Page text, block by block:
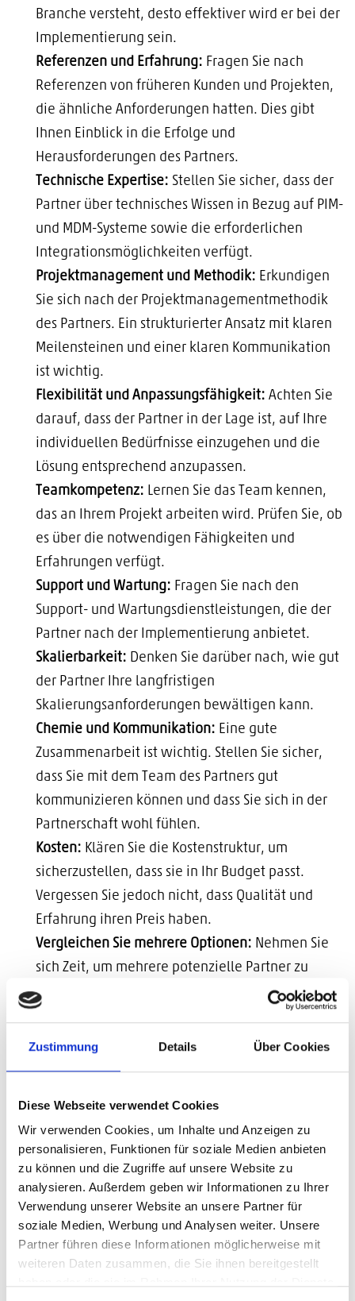
Zustimmung Details Über Cookies
Diese Webseite verwendet Cookies
Wir verwenden Cookies, um Inhalte und Anzeigen zu
personalisieren, Funktionen für soziale Medien anbieten
zu können und die Zugriffe auf unsere Website zu
analysieren. Außerdem geben wir Informationen zu Ihrer
Verwendung unserer Website an unsere Partner für
soziale Medien, Werbung und Analysen weiter. Unsere
Partner führen diese Informationen möglicherweise mit
weiteren Daten zusammen, die Sie ihnen bereitgestellt
Branche versteht, desto effektiver wird er bei der
Implementierung sein.
Referenzen und Erfahrung: Fragen Sie nach
Referenzen von früheren Kunden und Projekten,
die ähnliche Anforderungen hatten. Dies gibt
Ihnen Einblick in die Erfolge und
Herausforderungen des Partners.
Technische Expertise: Stellen Sie sicher, dass der
Partner über technisches Wissen in Bezug auf PIM-
und MDM-Systeme sowie die erforderlichen
Integrationsmöglichkeiten verfügt.
Projektmanagement und Methodik: Erkundigen
Sie sich nach der Projektmanagementmethodik
des Partners. Ein strukturierter Ansatz mit klaren
Meilensteinen und einer klaren Kommunikation
ist wichtig.
Flexibilität und Anpassungsfähigkeit: Achten Sie
darauf, dass der Partner in der Lage ist, auf Ihre
individuellen Bedürfnisse einzugehen und die
Lösung entsprechend anzupassen.
Teamkompetenz: Lernen Sie das Team kennen,
das an Ihrem Projekt arbeiten wird. Prüfen Sie, ob
es über die notwendigen Fähigkeiten und
Erfahrungen verfügt.
Support und Wartung: Fragen Sie nach den
Support- und Wartungsdienstleistungen, die der
Partner nach der Implementierung anbietet.
Skalierbarkeit: Denken Sie darüber nach, wie gut
der Partner Ihre langfristigen
Skalierungsanforderungen bewältigen kann.
Chemie und Kommunikation: Eine gute
Zusammenarbeit ist wichtig. Stellen Sie sicher,
dass Sie mit dem Team des Partners gut
kommunizieren können und dass Sie sich in der
Partnerschaft wohl fühlen.
Kosten: Klären Sie die Kostenstruktur, um
sicherzustellen, dass sie in Ihr Budget passt.
Vergessen Sie jedoch nicht, dass Qualität und
Erfahrung ihren Preis haben.
Vergleichen Sie mehrere Optionen: Nehmen Sie
sich Zeit, um mehrere potenzielle Partner zu
vergleichen. Treffen Sie Ihre Entscheidung nicht
Pilotprojekt oder Testphase:
In einigen Fällen
Arbeitsweise des Partners und die Eignung der
Lösung zu überprüfen, bevor Sie sich für eine
umfassende Implementierung entscheiden.
Fazit